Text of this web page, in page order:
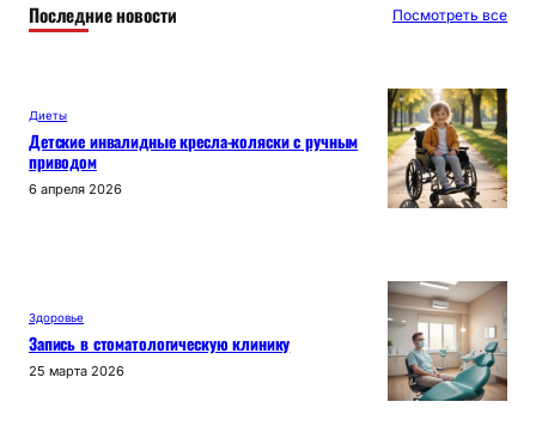
Последние новости Посмотреть все
Диеты
Детские инвалидные кресла-коляски с ручным
приводом
6 апреля 2026
Здоровье
Запись в стоматологическую клинику
25 марта 2026